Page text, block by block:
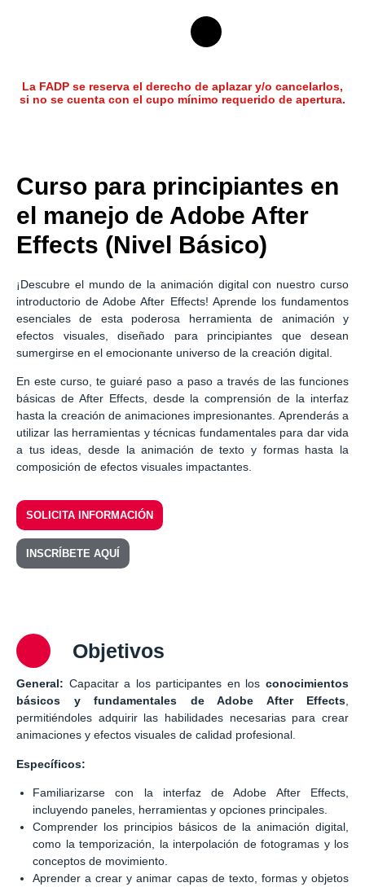
La FADP se reserva el derecho de aplazar y/o cancelarlos,
si no se cuenta con el cupo mínimo requerido de apertura.
Curso para principiantes en
el manejo de Adobe After
Effects (Nivel Básico)
¡Descubre el mundo de la animación digital con nuestro curso
introductorio de Adobe After Effects! Aprende los fundamentos
esenciales de esta poderosa herramienta de animación y
efectos visuales, diseñado para principiantes que desean
sumergirse en el emocionante universo de la creación digital.
En este curso, te guiaré paso a paso a través de las funciones
básicas de After Effects, desde la comprensión de la interfaz
hasta la creación de animaciones impresionantes. Aprenderás a
utilizar las herramientas y técnicas fundamentales para dar vida
a tus ideas, desde la animación de texto y formas hasta la
composición de efectos visuales impactantes.
SOLICITA INFORMACIÓN
INSCRÍBETE AQUÍ
Objetivos
General: Capacitar a los participantes en losconocimientos
básicos y fundamentales de Adobe After Effects,
permitiéndoles adquirir las habilidades necesarias para crear
animaciones y efectos visuales de calidad profesional.
Específicos:
Familiarizarse con la interfaz de Adobe After Effects,
incluyendo paneles, herramientas y opciones principales.
Comprender los principios básicos de la animación digital,
como la temporización, la interpolación de fotogramas y los
conceptos de movimiento.
Aprender a crear y animar capas de texto, formas y objetos